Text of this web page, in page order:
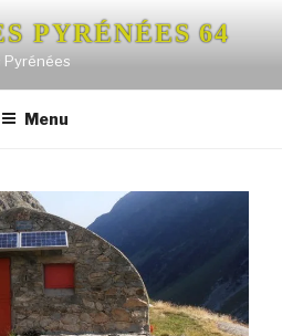
PYRÉNÉES 64
Pyrénées
Menu